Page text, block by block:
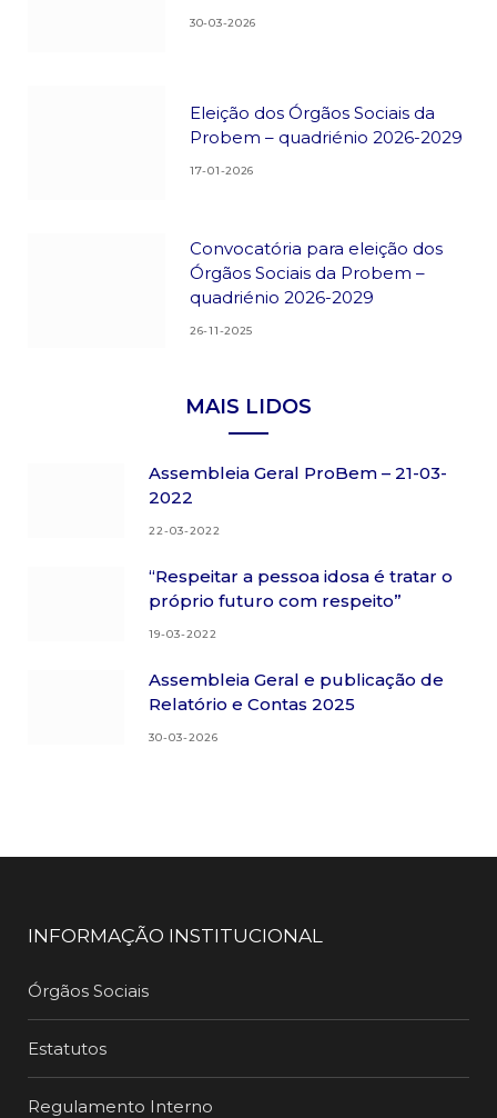
30-03-2026
Eleição dos Órgãos Sociais da
Probem – quadriénio 2026-2029
17-01-2026
Convocatória para eleição dos
Órgãos Sociais da Probem –
quadriénio 2026-2029
26-11-2025
MAIS LIDOS
Assembleia Geral ProBem – 21-03-
2022
22-03-2022
“Respeitar a pessoa idosa é tratar o
próprio futuro com respeito”
19-03-2022
Assembleia Geral e publicação de
Relatório e Contas 2025
30-03-2026
INFORMAÇÃO INSTITUCIONAL
Órgãos Sociais
Estatutos
Regulamento Interno